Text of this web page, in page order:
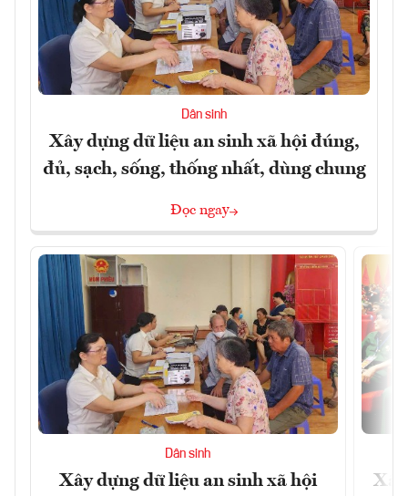
Dân sinh
Xây dựng dữ liệu an sinh xã hội đúng,
đủ, sạch, sống, thống nhất, dùng chung
Đọc ngay
Dân sinh
Xây dựng dữ liệu an sinh xã hội